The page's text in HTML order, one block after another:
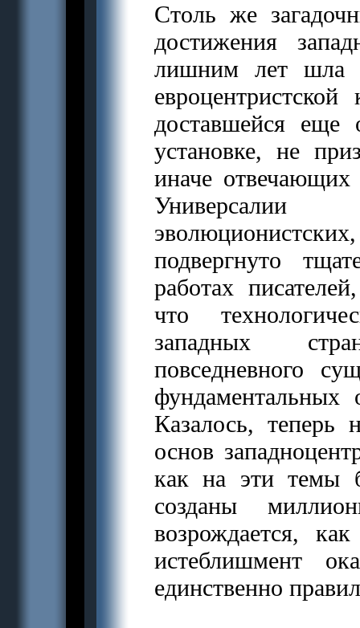
Столь же
достижения
лишним лет шла
доставшейся еще
установке, не
иначе
Универсалии
подвергнуто
работах
что
западных
повседневного
фундаментальных
Казалось, теперь
основ
как на эти темы
созданы
возрождается,
истеблишмент
единственно